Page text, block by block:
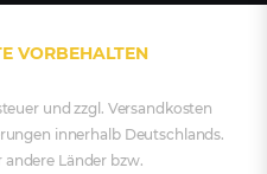
VORBEHALTEN
und zzgl. Versandkosten
innerhalb Deutschlands.
Länder bzw.